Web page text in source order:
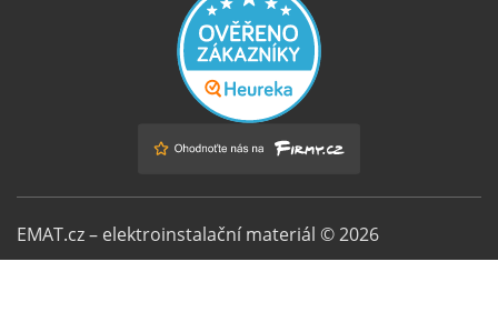
EMAT.cz – elektroinstalační materiál © 2026